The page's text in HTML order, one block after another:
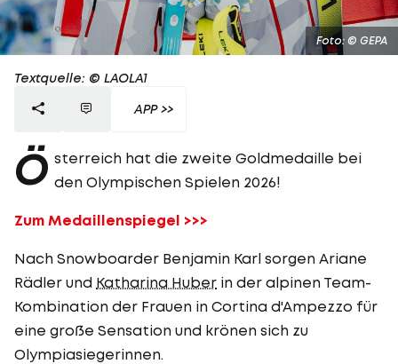
Foto: © GEPA
Textquelle: © LAOLA1
APP >>
Ö sterreich hat die zweite Goldmedaille bei
den Olympischen Spielen 2026!
Zum Medaillenspiegel >>>
Nach Snowboarder Benjamin Karl sorgen Ariane
Rädler und Katharina Huber in der alpinen Team-
Kombination der Frauen in Cortina d'Ampezzo für
eine große Sensation und krönen sich zu
Olympiasiegerinnen.